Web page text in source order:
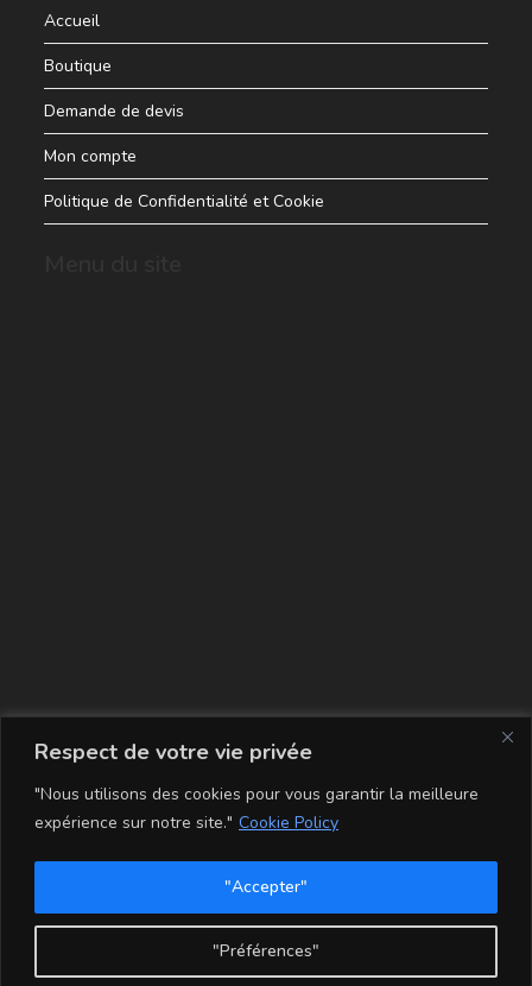
Respect de votre vie privée
"Nous utilisons des cookies pour vous garantir la meilleure
expérience sur notre site." Cookie Policy
"Préférences"
"Accepter"
Accueil
Boutique
Demande de devis
Mon compte
Politique de Confidentialité et Cookie
La carte
Conditions Générales de Vente Mentions légales
Mon compte
Politique de Confidentialité et Cookie